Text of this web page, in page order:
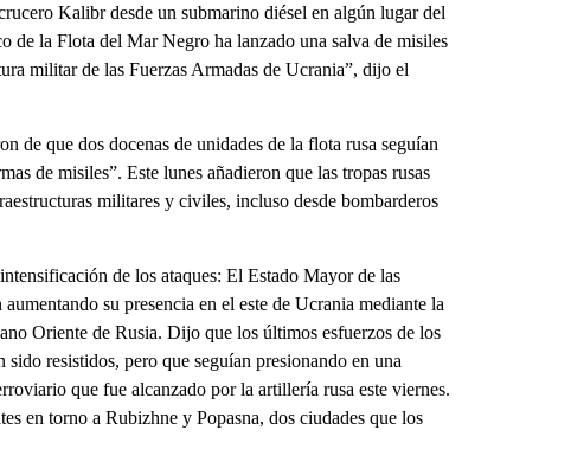
Kalibr desde un submarino diésel en algún lugar del
la Flota del Mar Negro ha lanzado una salva de misiles
militar de las Fuerzas Armadas de Ucrania”, dijo el
de que dos docenas de unidades de la flota rusa seguían
de misiles”. Este lunes añadieron que las tropas rusas
militares y civiles, incluso desde bombarderos
de los ataques: El Estado Mayor de las
su presencia en el este de Ucrania mediante la
Oriente de Rusia. Dijo que los últimos esfuerzos de los
resistidos, pero que seguían presionando en una
que fue alcanzado por la artillería rusa este viernes.
en torno a Rubizhne y Popasna, dos ciudades que los